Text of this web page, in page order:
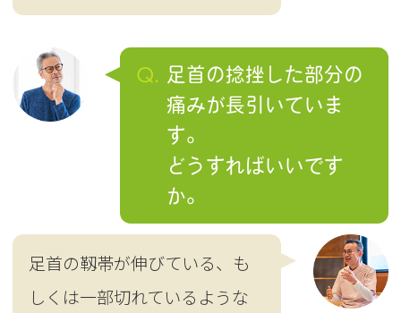
Q. 足首の捻挫した部分の
痛みが長引いていま
す。
どうすればいいです
か。
足首の靱帯が伸びている、も
しくは一部切れているような